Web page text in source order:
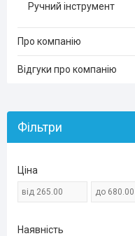
Ручний інструмент
Про компанію
Відгуки про компанію
Фільтри
Ціна
Наявність